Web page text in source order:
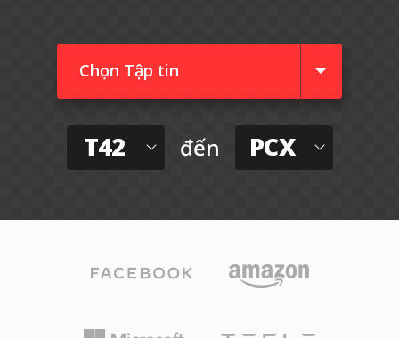
Chọn Tập tin
T42 đến PCX